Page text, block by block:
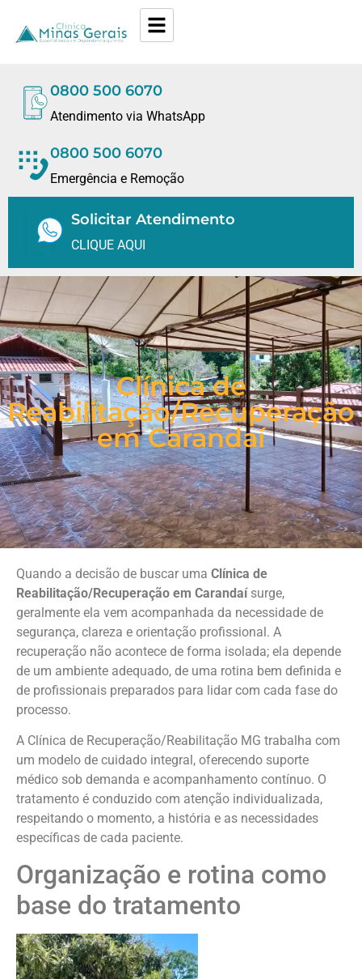
0800 500 6070
Atendimento via WhatsApp
0800 500 6070
Emergência e Remoção
Solicitar Atendimento
CLIQUE AQUI
Clínica de
Reabilitação/Recuperação
em Carandaí
Quando a decisão de buscar uma Clínica de
Reabilitação/Recuperação em Carandaísurge,
geralmente ela vem acompanhada da necessidade de
segurança, clareza e orientação profissional. A
recuperação não acontece de forma isolada; ela depende
de um ambiente adequado, de uma rotina bem definida e
de profissionais preparados para lidar com cada fase do
processo.
A Clínica de Recuperação/Reabilitação MG trabalha com
um modelo de cuidado integral, oferecendo suporte
médico sob demanda e acompanhamento contínuo. O
tratamento é conduzido com atenção individualizada,
respeitando o momento, a história e as necessidades
específicas de cada paciente.
Organização e rotina como
base do tratamento